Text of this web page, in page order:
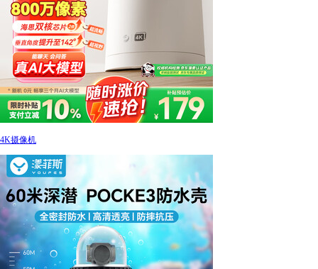
4K摄像机